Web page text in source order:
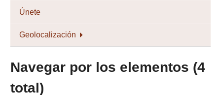
Únete
Geolocalización
Navegar por los elementos (4
total)